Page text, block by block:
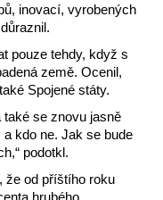
inovací, vyrobených
pouze tehdy, když s
země. Ocenil,
Spojené státy.
také se znovu jasně
kdo ne. Jak se bude
podotkl.
že od příštího roku
hrubého